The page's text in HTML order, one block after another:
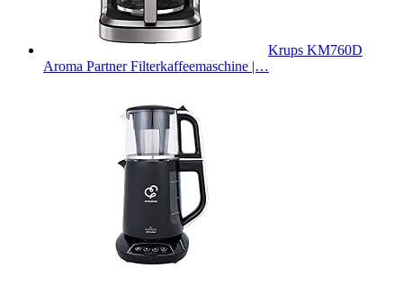
Krups KM760D
Aroma Partner Filterkaffeemaschine |…